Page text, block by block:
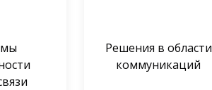
Решения в области
коммуникаций